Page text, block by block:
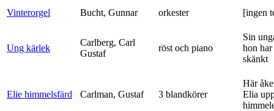
Vinterorgel Bucht, Gunnar orkester [ingen
Ung kärlek
Carlberg, Carl
Gustaf
röst och piano
Sin
hon
skänkt
Elie himmelsfärd Carlman, Gustaf 3 blandkörer
Här
Elia